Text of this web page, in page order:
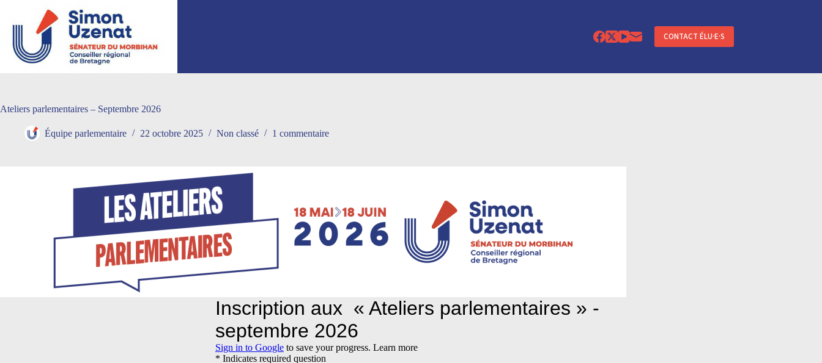
contenu
CONTACT ÉLU·E·S
Ateliers parlementaires – Septembre 2026
Équipe parlementaire 22 octobre 2025 Non classé 1 commentaire